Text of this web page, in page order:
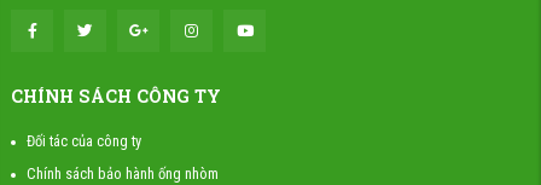
CHÍNH SÁCH CÔNG TY
Đối tác của công ty
Chính sách bảo hành ống nhòm